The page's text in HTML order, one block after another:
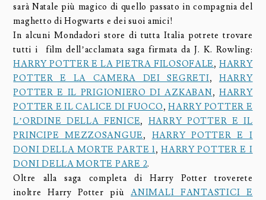
sarà Natale più magico di quello passato in compagnia del
maghetto di Hogwarts e dei suoi amici!
In alcuni Mondadori store di tutta Italia potrete trovare
tutti i film dell’acclamata saga firmata da J. K. Rowling:
HARRY POTTER E LA PIETRA FILOSOFALE, HARRY
POTTER E LA CAMERA DEI SEGRETI, HARRY
POTTER E IL PRIGIONIERO DI AZKABAN, HARRY
POTTER E IL CALICE DI FUOCO,HARRY POTTER E
L’ORDINE DELLA FENICE, HARRY POTTER E IL
PRINCIPE MEZZOSANGUE, HARRY POTTER E I
DONI DELLA MORTE PARTE 1,HARRY POTTER E I
DONI DELLA MORTE PARE 2.
Oltre alla saga completa di Harry Potter troverete
inoltre Harry Potter piùANIMALI FANTASTICI E